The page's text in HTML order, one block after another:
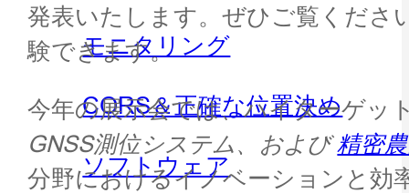
モニタリング
CORS＆正確な位置決め
ソフトウェア
発表いたします。ぜひご覧くださ
験できます。
今年の展示会では、ハイターゲッ
GNSS測位システム、および精密
分野におけるイノベーションと効